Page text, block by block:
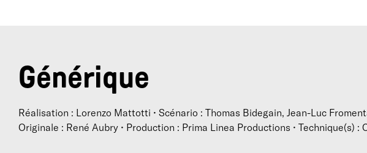
Générique
Réalisation : Lorenzo Mattotti • Scénario : Thomas Bidegain, Jean-Luc
Originale : René Aubry • Production : Prima Linea Productions • Technique(s)